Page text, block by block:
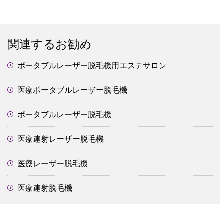
関連するお勧め
ポータブルレーザー脱毛機用エステサロン
医療ポータブルレーザー脱毛機
ポータブルレーザー脱毛機
医療連射レーザー脱毛機
医療レーザー脱毛機
医療連射脱毛機